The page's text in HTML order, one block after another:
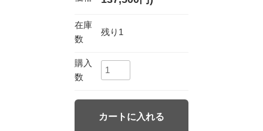
在庫
数
残り1
購入
数